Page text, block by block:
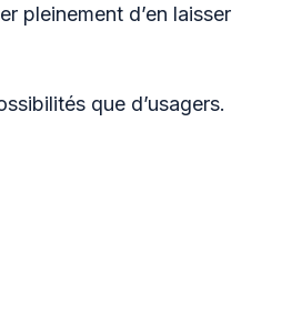
pleinement d’en laisser
que d’usagers.